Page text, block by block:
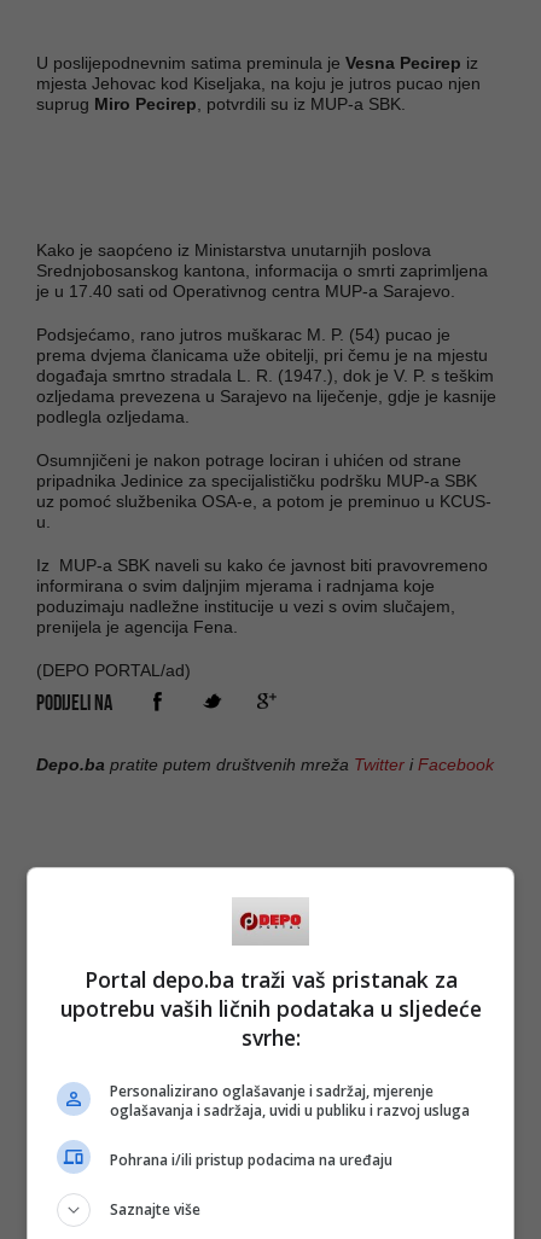
U poslijepodnevnim satima preminula je Vesna Pecirep iz
mjesta Jehovac kod Kiseljaka, na koju je jutros pucao njen
suprug Miro Pecirep , potvrdili su iz MUP-a SBK.
Kako je saopćeno iz Ministarstva unutarnjih poslova
Srednjobosanskog kantona, informacija o smrti zaprimljena
je u 17.40 sati od Operativnog centra MUP-a Sarajevo.
Podsjećamo, rano jutros muškarac M. P. (54) pucao je
prema dvjema članicama uže obitelji, pri čemu je na mjestu
događaja smrtno stradala L. R. (1947.), dok je V. P. s teškim
ozljedama prevezena u Sarajevo na liječenje, gdje je kasnije
podlegla ozljedama.
Osumnjičeni je nakon potrage lociran i uhićen od strane
pripadnika Jedinice za specijalističku podršku MUP-a SBK
uz pomoć službenika OSA-e, a potom je preminuo u KCUS-
u.
Iz MUP-a SBK naveli su kako će javnost biti pravovremeno
informirana o svim daljnjim mjerama i radnjama koje
poduzimaju nadležne institucije u vezi s ovim slučajem,
prenijela je agencija Fena.
(DEPO PORTAL/ad)
PODIJELI NA
Depo.ba pratite putem društvenih mreža Twitter iFacebook
Portal depo.ba traži vaš pristanak za
upotrebu vaših ličnih podataka u sljedeće
svrhe:
Personalizirano oglašavanje i sadržaj, mjerenje
oglašavanja i sadržaja, uvidi u publiku i razvoj usluga
Pohrana i/ili pristup podacima na uređaju
Saznajte više